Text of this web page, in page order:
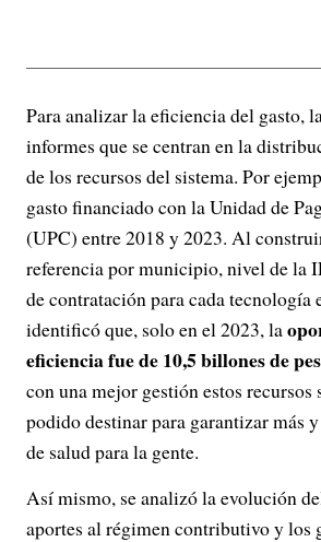
Para analizar la eficiencia del gasto,
informes que se centran en la
de los recursos del sistema. Por
gasto financiado con la Unidad de
(UPC) entre 2018 y 2023. Al
referencia por municipio, nivel de la
de contratación para cada tecnología
identificó que, solo en el 2023, la
eficiencia fue de 10,5 billones de
con una mejor gestión estos recursos
podido destinar para garantizar más
de salud para la gente.
Así mismo, se analizó la evolución
aportes al régimen contributivo y los